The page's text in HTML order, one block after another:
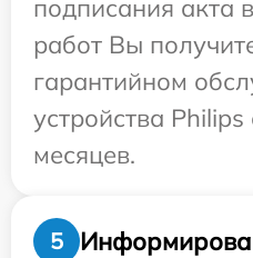
подписания акта
работ Вы
гарантийном
устройства
месяцев.
5